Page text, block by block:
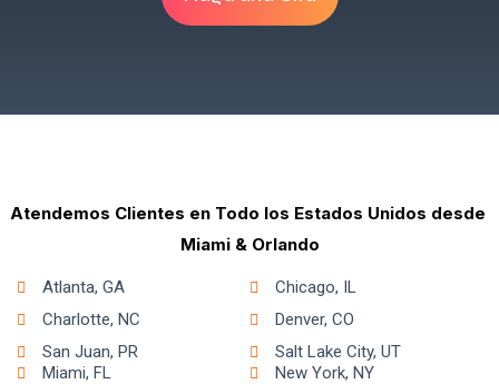
Atendemos Clientes en Todo los Estados Unidos desde
Miami & Orlando
Atlanta, GA
Charlotte, NC
San Juan, PR
Chicago, IL
Denver, CO
Salt Lake City, UT
Miami, FL
New York, NY